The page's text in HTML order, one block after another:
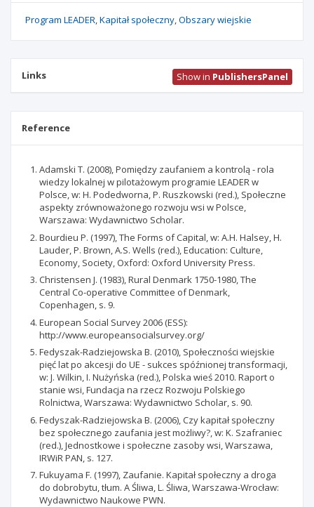
Program LEADER Kapitał społeczny Obszary wiejskie
Links Show in PublishersPanel
Reference
Adamski T. (2008), Pomiędzy zaufaniem a kontrolą - rola
wiedzy lokalnej w pilotażowym programie LEADER w
Polsce, w: H. Podedworna, P. Ruszkowski (red.), Społeczne
aspekty zrównoważonego rozwoju wsi w Polsce,
Warszawa: Wydawnictwo Scholar.
Bourdieu P. (1997), The Forms of Capital, w: A.H. Halsey, H.
Lauder, P. Brown, A.S. Wells (red.), Education: Culture,
Economy, Society, Oxford: Oxford University Press.
Christensen J. (1983), Rural Denmark 1750-1980, The
Central Co-operative Committee of Denmark,
Copenhagen, s. 9.
European Social Survey 2006 (ESS):
http://www.europeansocialsurvey.org/
Fedyszak-Radziejowska B. (2010), Społeczności wiejskie
pięć lat po akcesji do UE - sukces spóźnionej transformacji,
w: J. Wilkin, I. Nużyńska (red.), Polska wieś 2010. Raport o
stanie wsi, Fundacja na rzecz Rozwoju Polskiego
Rolnictwa, Warszawa: Wydawnictwo Scholar, s. 90.
Fedyszak-Radziejowska B. (2006), Czy kapitał społeczny
bez społecznego zaufania jest możliwy?, w: K. Szafraniec
(red.), Jednostkowe i społeczne zasoby wsi, Warszawa,
IRWiR PAN, s. 127.
Fukuyama F. (1997), Zaufanie. Kapitał społeczny a droga
do dobrobytu, tłum. A Śliwa, L. Śliwa, Warszawa-Wrocław:
Wydawnictwo Naukowe PWN.